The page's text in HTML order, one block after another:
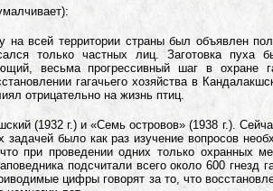
всей территории страны был объявлен
только частных лиц. Заготовка пуха
весьма прогрессивный шаг в охране
гагачьего хозяйства в
отрицательно на жизнь птиц.
(1932 г.) и «Семь островов» (1938 г.).
было как раз изучение вопросов
при проведении одних только охранных
подсчитали всего около 600 гнезд
цифры говорят за то, что